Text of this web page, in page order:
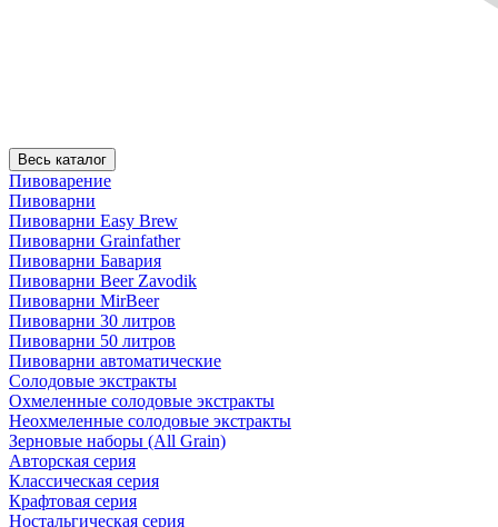
Весь каталог
Пивоварение
Пивоварни
Пивоварни Easy Brew
Пивоварни Grainfather
Пивоварни Бавария
Пивоварни Beer Zavodik
Пивоварни MirBeer
Пивоварни 30 литров
Пивоварни 50 литров
Пивоварни автоматические
Солодовые экстракты
Охмеленные солодовые экстракты
Неохмеленные солодовые экстракты
Зерновые наборы (All Grain)
Авторская серия
Классическая серия
Крафтовая серия
Ностальгическая серия